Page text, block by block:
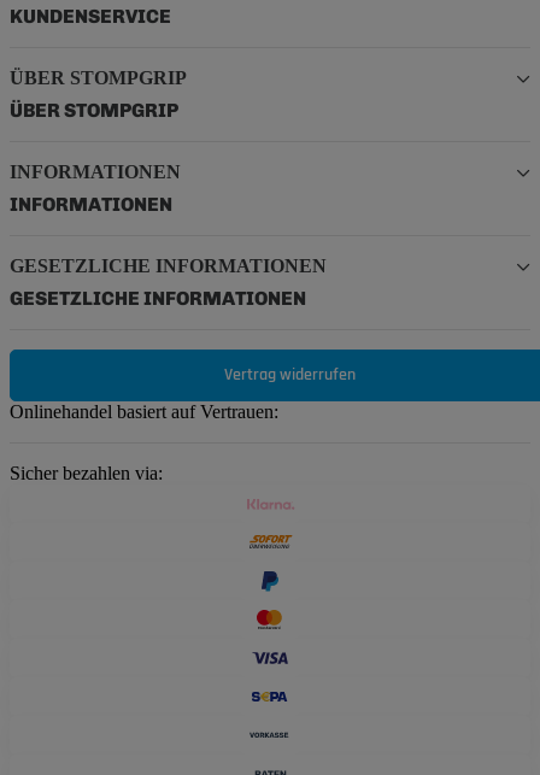
KUNDENSERVICE
ÜBER STOMPGRIP
ÜBER STOMPGRIP
INFORMATIONEN
INFORMATIONEN
GESETZLICHE INFORMATIONEN
GESETZLICHE INFORMATIONEN
Vertrag widerrufen
Onlinehandel basiert auf Vertrauen:
Sicher bezahlen via: